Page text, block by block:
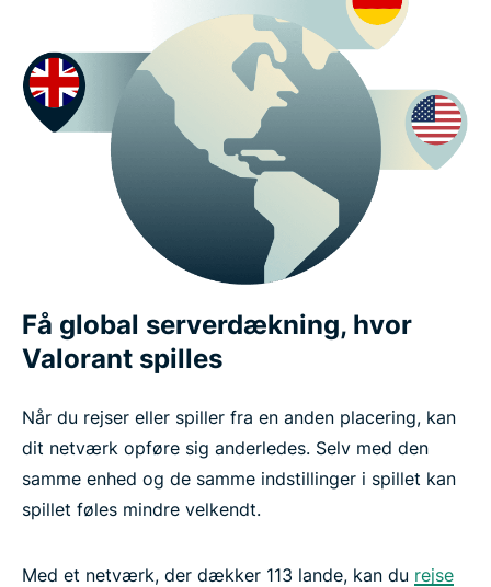
Få global serverdækning, hvor
Valorant spilles
Når du rejser eller spiller fra en anden placering, kan
dit netværk opføre sig anderledes. Selv med den
samme enhed og de samme indstillinger i spillet kan
spillet føles mindre velkendt.
Med et netværk, der dækker 113 lande, kan du rejse